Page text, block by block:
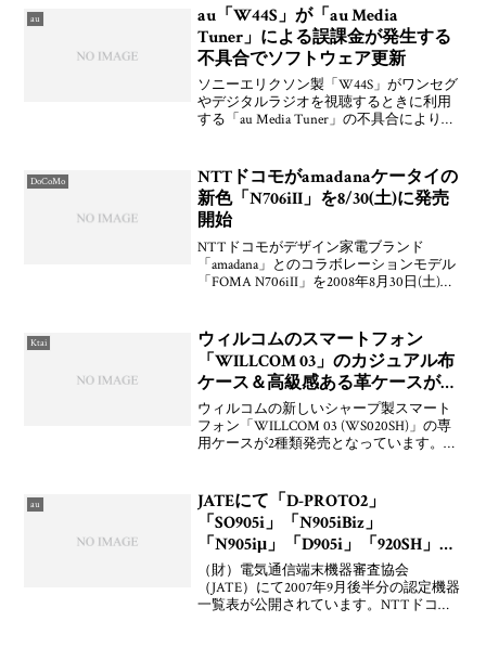
にが飛び出すやら。他にもドコモが「iD
au
au「W44S」が「au Media
Tuner」による誤課金が発生する
不具合でソフトウェア更新
ソニーエリクソン製「W44S」がワンセグ
やデジタルラジオを視聴するときに利用
する「au Media Tuner」の不具合により誤
を掲載した。ソフトウェア更新は約10分
程
DoCoMo
NTTドコモがamadanaケータイの
新色「N706iII」を8/30(土)に発売
開始
NTTドコモがデザイン家電ブランド
「amadana」とのコラボレーションモデル
「FOMA N706iII」を2008年8月30日(土)に
月に発売された"ama
Ktai
ウィルコムのスマートフォン
「WILLCOM 03」のカジュアル布
ケース＆高級感ある革ケースが発
売
ウィルコムの新しいシャープ製スマート
フォン「WILLCOM 03 (WS020SH)」の専
用ケースが2種類発売となっています。ど
はスオーノ(suono)のカジュア
au
JATEにて「D-PROTO2」
「SO905i」「N905iBiz」
「N905iμ」「D905i」「920SH」が
通過
（財）電気通信端末機器審査協会
（JATE）にて2007年9月後半分の認定機器
一覧表が公開されています。NTTドコモ